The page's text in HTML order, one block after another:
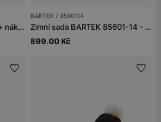
Bílo-barevná sada čepice + nákrčník + rukavice BARTEK 85600-19
BARTEK / 8560114
Zimní sada BARTEK 85601-14 - čepice s bambulí + nákrčník + rukavice
899.00 Kč